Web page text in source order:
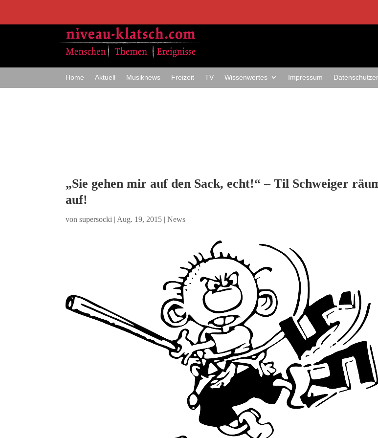
Home Aktuell Musiknews Freizeit TV Wissenwertes Impressum
„Sie gehen mir auf den Sack, echt!“ – Til Schweiger
auf!
vonsupersocki | Aug. 19, 2015 |News